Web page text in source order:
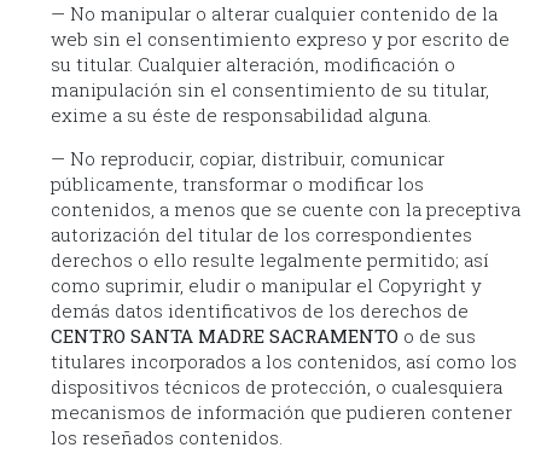
— No manipular o alterar cualquier contenido de la
web sin el consentimiento expreso y por escrito de
su titular. Cualquier alteración, modificación o
manipulación sin el consentimiento de su titular,
exime a su éste de responsabilidad alguna.
— No reproducir, copiar, distribuir, comunicar
públicamente, transformar o modificar los
contenidos, a menos que se cuente con la preceptiva
autorización del titular de los correspondientes
derechos o ello resulte legalmente permitido; así
como suprimir, eludir o manipular el Copyright y
demás datos identificativos de los derechos de
CENTRO SANTA MADRE SACRAMENTO o de sus
titulares incorporados a los contenidos, así como los
dispositivos técnicos de protección, o cualesquiera
mecanismos de información que pudieren contener
los reseñados contenidos.